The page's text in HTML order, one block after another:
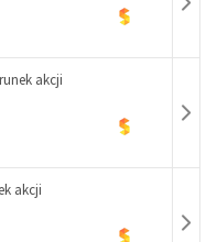
akcji
akcji